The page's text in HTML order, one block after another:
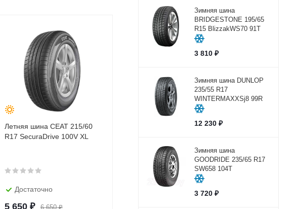
Летняя шина CEAT 215/60
R17 SecuraDrive 100V XL
Достаточно
5 650 ₽ 6 650₽
Зимняя шина
BRIDGESTONE 195/65
R15 BlizzakWS70 91T
3 810₽
Зимняя шина DUNLOP
235/55 R17
WINTERMAXXSj8 99R
12 230₽
Зимняя шина
GOODRIDE 235/65 R17
SW658 104Т
3 720₽